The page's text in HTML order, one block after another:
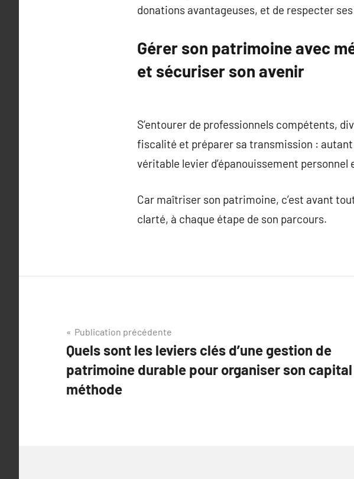
donations avantageuses, et de respecter
Gérer son patrimoine avec
et sécuriser son avenir
S’entourer de professionnels compétents,
fiscalité et préparer sa transmission :
véritable levier d’épanouissement personnel
Car maîtriser son patrimoine, c’est avant
clarté, à chaque étape de son parcours.
Navigation
de
l’article
Publication précédente
Quels sont les leviers clés d’une gestion de
patrimoine durable pour organiser son
méthode